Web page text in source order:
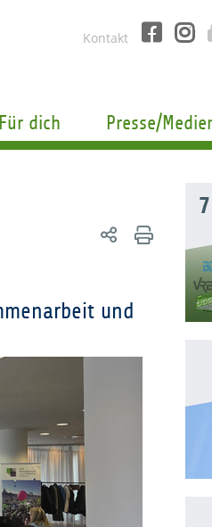
Kontakt
Für dich Presse/
und